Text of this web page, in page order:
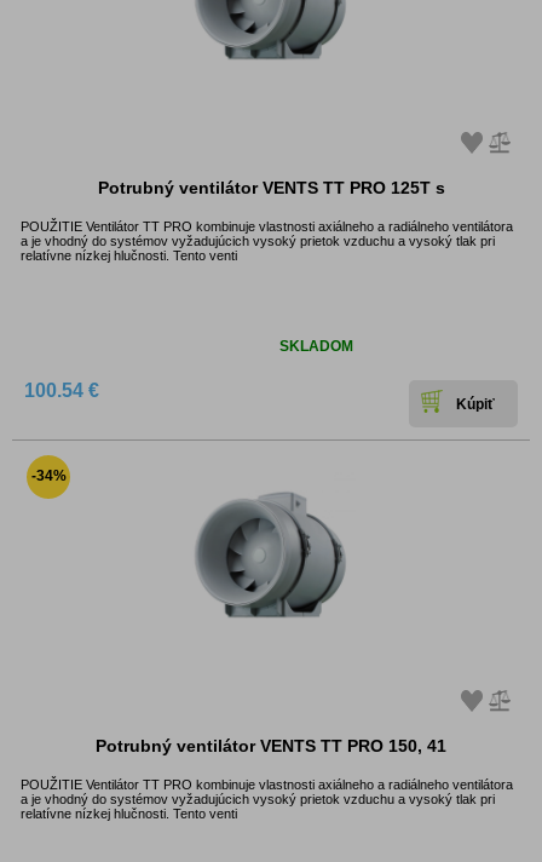
Potrubný ventilátor VENTS TT PRO 125T s
POUŽITIE Ventilátor TT PRO kombinuje vlastnosti axiálneho a radiálneho ventilátora
a je vhodný do systémov vyžadujúcich vysoký prietok vzduchu a vysoký tlak pri
relatívne nízkej hlučnosti. Tento venti
SKLADOM
100.54 €
-34%
Potrubný ventilátor VENTS TT PRO 150, 41
POUŽITIE Ventilátor TT PRO kombinuje vlastnosti axiálneho a radiálneho ventilátora
a je vhodný do systémov vyžadujúcich vysoký prietok vzduchu a vysoký tlak pri
relatívne nízkej hlučnosti. Tento venti